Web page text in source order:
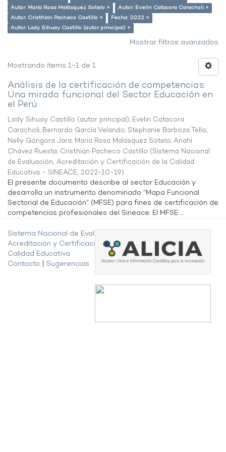
Autor: María Rosa Malásquez Sotelo ×
Autor: Evelin Catacora Caracholi ×
Autor: Cristhian Pacheco Castillo ×
Fecha: 2022 ×
Autor: Lady Sihuay Castillo (autor principal) ×
Mostrar filtros avanzados
Mostrando ítems 1-1 de 1
Análisis de la certificación de competencias:
Una mirada funcional del Sector Educación en
el Perú
Lady Sihuay Castillo (autor principal); Evelin Catacora
Caracholi; Bernardo García Velando; Stephanie Barboza Tello;
Nelly Góngora Jara; María Rosa Malásquez Sotelo; Anahí
Chávez Ruesta; Cristhian Pacheco Castillo (Sistema Nacional
de Evaluación, Acreditación y Certificación de la Calidad
Educativa - SINEACE, 2022-10-19)
El presente documento describe al sector Educación y
desarrolla un instrumento denominado “Mapa Funcional
Sectorial de Educación” (MFSE) para fines de certificación de
competencias profesionales del Sineace. El MFSE ...
Sistema Nacional de Evaluación,
Acreditación y Certificación de la
Calidad Educativa
Contacto
Sugerencias